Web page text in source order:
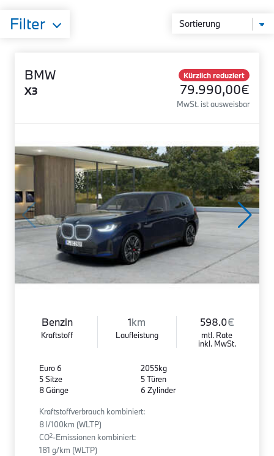
Filter
BMW
X3
Kürzlich reduziert
79.990,00€
MwSt. ist ausweisbar
Benzin
Kraftstoff
1km
Laufleistung
598.0€
mtl. Rate
inkl. MwSt.
Euro 6
5 Sitze
8 Gänge
2055kg
5 Türen
6 Zylinder
Kraftstoffverbrauch kombiniert:
8 l/100km (WLTP)
CO2-Emissionen kombiniert:
181 g/km (WLTP)